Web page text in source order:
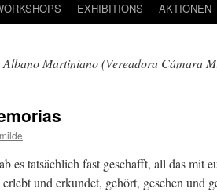
EXHIBITIONS AKTIONEN
Martiniano (Vereadora Cámara
es tatsächlich fast geschafft, all das mit
und erkundet, gehört, gesehen und